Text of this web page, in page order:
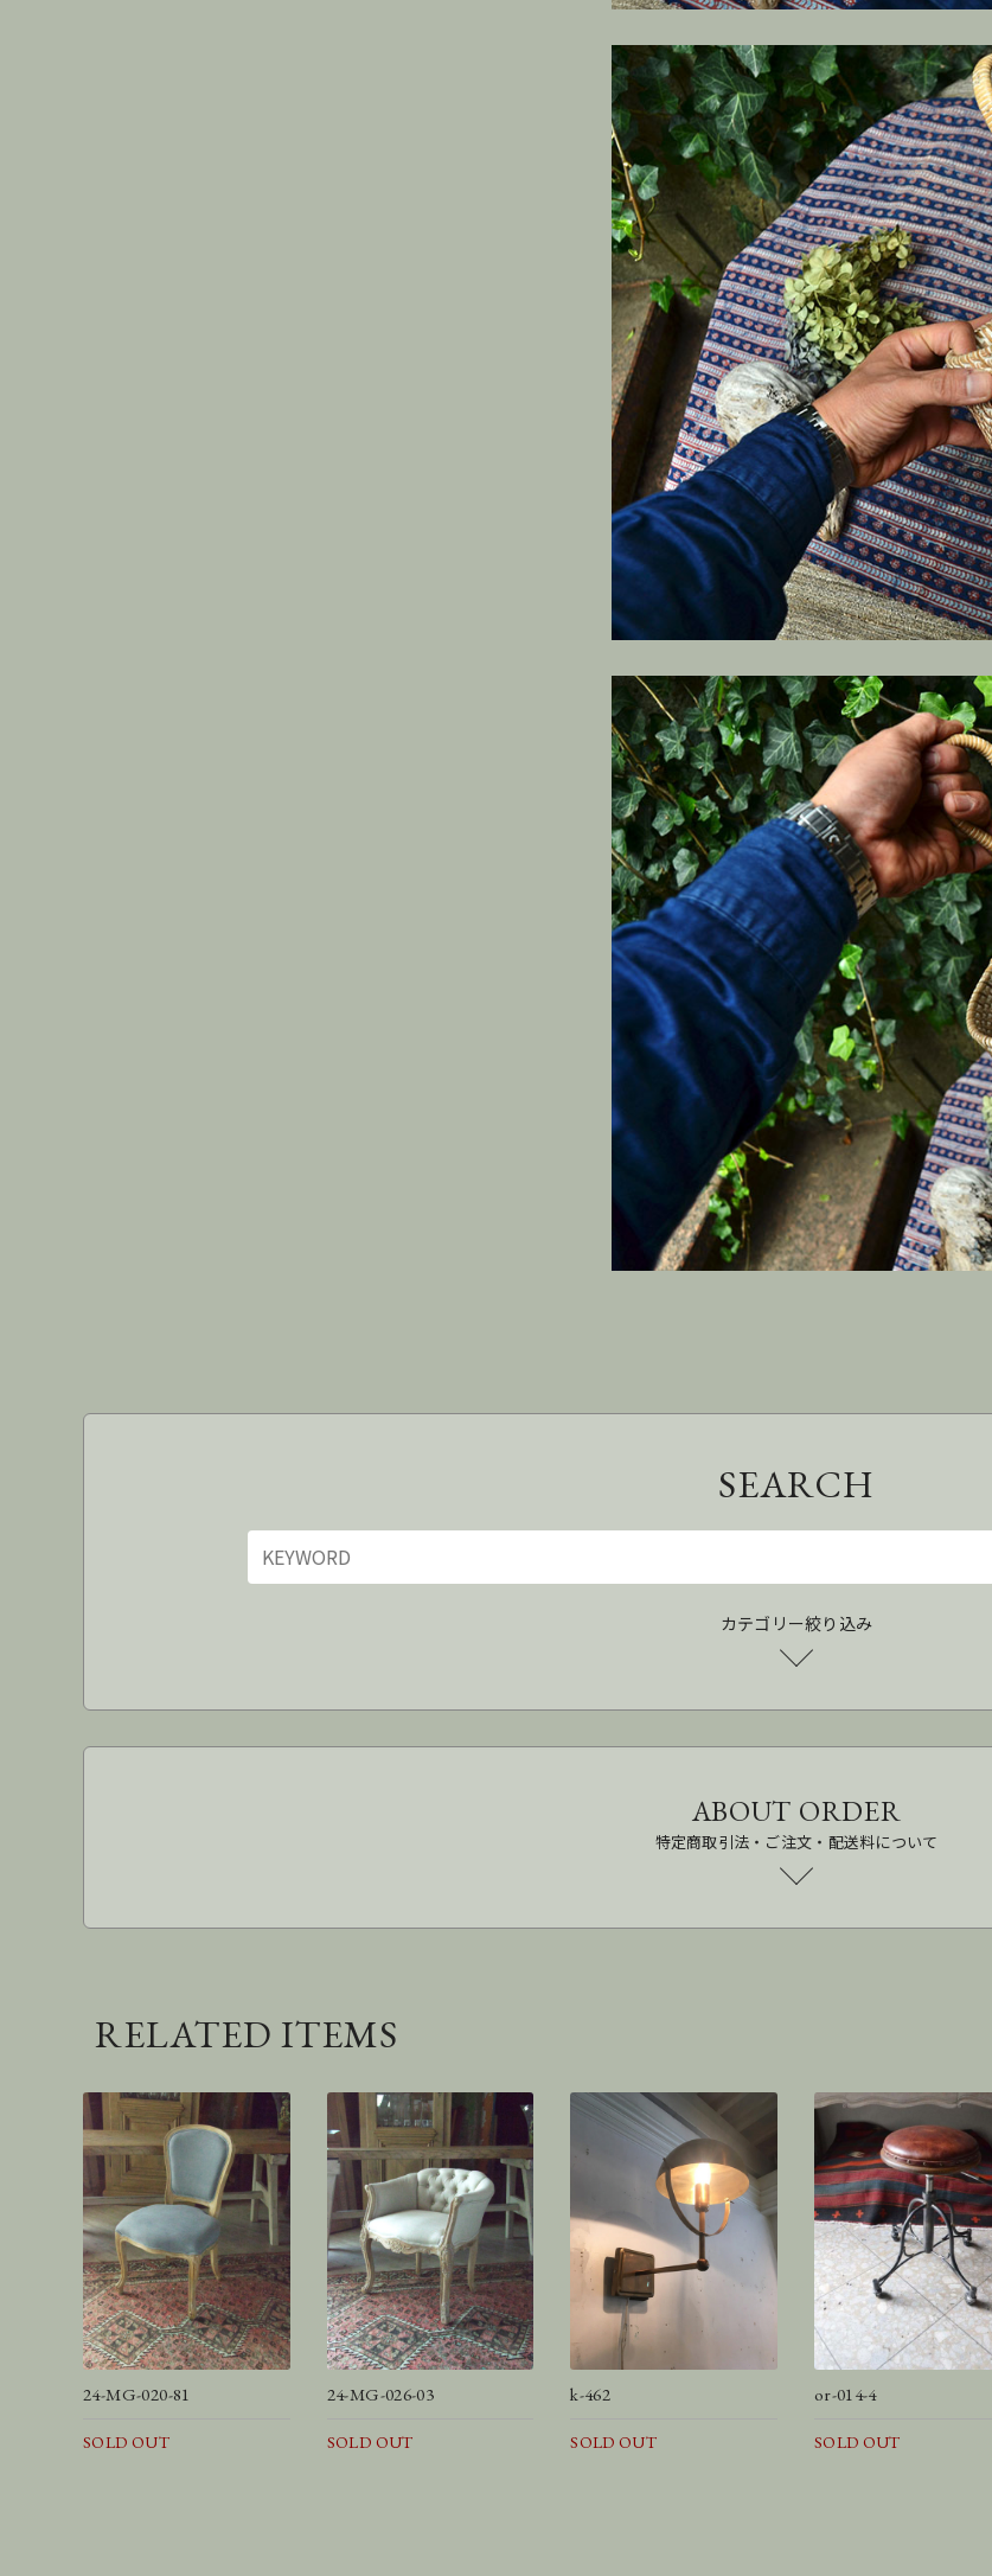
SEARCH
カテゴリー絞り込み
ABOUT ORDER
特定商取引法・ご注文・配送料について
RELATED ITEMS
24-MG-020-81
SOLD OUT
24-MG-026-03
SOLD OUT
k-462
SOLD OUT
or-014-4
SOLD OUT